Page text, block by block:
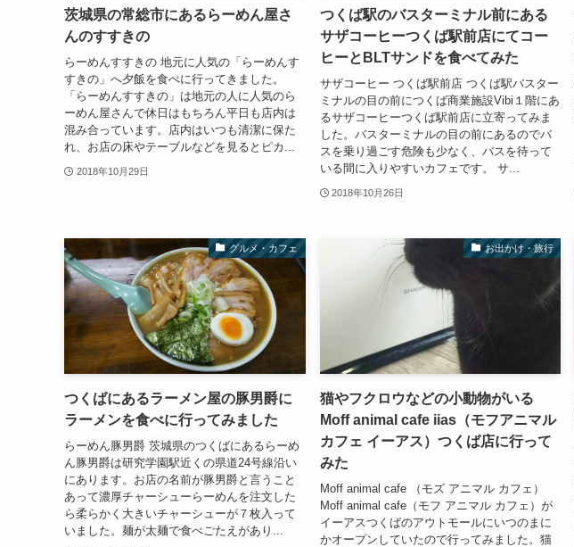
茨城県の常総市にあるらーめん屋さ
んのすすきの
らーめんすすきの 地元に人気の「らーめんす
すきの」へ夕飯を食べに行ってきました。
「らーめんすすきの」は地元の人に人気のら
ーめん屋さんで休日はもちろん平日も店内は
混み合っています。店内はいつも清潔に保た
れ、お店の床やテーブルなどを見るとピカ...
2018年10月29日
つくば駅のバスターミナル前にある
サザコーヒーつくば駅前店にてコー
ヒーとBLTサンドを食べてみた
サザコーヒー つくば駅前店 つくば駅バスター
ミナルの目の前につくば商業施設Vibi１階にあ
るサザコーヒーつくば駅前店に立寄ってみま
した。バスターミナルの目の前にあるのでバ
スを乗り過ごす危険も少なく、バスを待って
いる間に入りやすいカフェです。 サ...
2018年10月26日
グルメ・カフェ
つくばにあるラーメン屋の豚男爵に
ラーメンを食べに行ってみました
らーめん豚男爵 茨城県のつくばにあるらーめ
ん豚男爵は研究学園駅近くの県道24号線沿い
にあります。お店の名前が豚男爵と言うこと
あって濃厚チャーシューらーめんを注文した
ら柔らかく大きいチャーシューが７枚入って
いました。麺が太麺で食べごたえがあり...
お出かけ・旅行
猫やフクロウなどの小動物がいる
Moff animal cafe iias（モフアニマル
カフェ イーアス）つくば店に行って
みた
Moff animal cafe （モズ アニマル カフェ）
Moff animal cafe（モフ アニマル カフェ）が
イーアスつくばのアウトモールにいつのまに
かオープンしていたので行ってみました。猫